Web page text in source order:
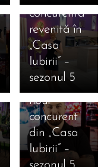
concurenta
revenită în
„Casa
Iubirii” –
sezonul 5
12.01.2026
Cine este
Ștefan
Armencea,
noul
concurent
din „Casa
Iubirii” –
12.01.2026
Cine este
Iosif